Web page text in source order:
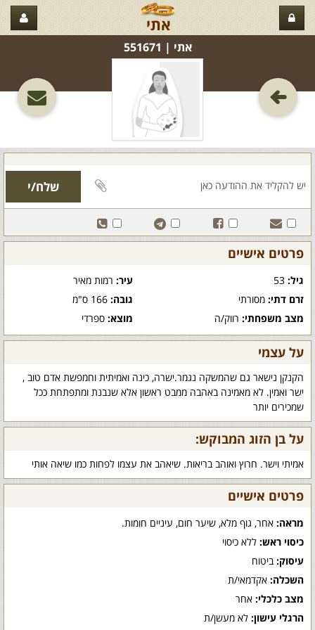
אתי
אתי‏ | 551671
פרטים אישיים
גיל: עיר:רמות מאיר
זרם דתי: מסורתי גובה:166 ס"מ
מצב משפחתי: רווק/ה מוצא:ספרדי
על עצמי
הקנקן נישאר גם שהמשקה נגמר.ישרה, כינה ואמיתית וחמפשת אדם טוב ,
ישר ואמין. לא מאמינה באהבה ממבט ראשון אלא שנבנת ומתפתחת ככל
שמכירים יותר
על בן הזוג המבוקש:
אמיתי וישר. חרוץ ואוהב בריאות. שיאהב את עצמו לפחות כמו שיאה אותי
פרטים אישיים
מראה: אחר, גוף מלא, שיער חום, עיניים חומות.
כיסוי ראש: ללא כיסוי
עיסוק: ביטוח
השכלה: אקדמאי/ת
מצב כלכלי: אחר
הרגלי עישון: לא מעשן/ת